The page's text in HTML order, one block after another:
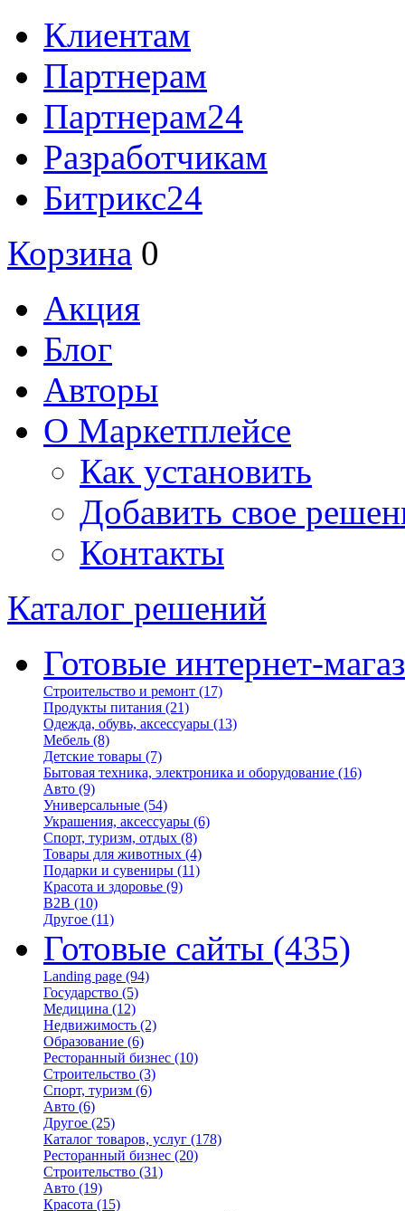
Клиентам
Партнерам
Партнерам24
Разработчикам
Битрикс24
Корзина 0
Акция
Блог
Авторы
О Маркетплейсе
Как установить
Добавить свое
Контакты
Каталог решений
Готовые интернет-
Строительство и ремонт (17)
Продукты питания (21)
Одежда, обувь, аксессуары (13)
Мебель (8)
Детские товары (7)
Бытовая техника, электроника и оборудование (16)
Авто (9)
Универсальные (54)
Украшения, аксессуары (6)
Спорт, туризм, отдых (8)
Товары для животных (4)
Подарки и сувениры (11)
Красота и здоровье (9)
B2B (10)
Другое (11)
Готовые сайты (435)
Landing page (94)
Государство (5)
Медицина (12)
Недвижимость (2)
Образование (6)
Ресторанный бизнес (10)
Строительство (3)
Спорт, туризм (6)
Авто (6)
Другое (25)
Каталог товаров, услуг (178)
Ресторанный бизнес (20)
Строительство (31)
Авто (19)
Красота (15)